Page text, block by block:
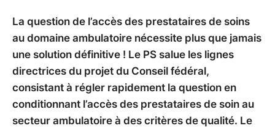
La question de l’accès des prestataires de soins
au domaine ambulatoire nécessite plus que jamais
une solution définitive ! Le PS salue les lignes
directrices du projet du Conseil fédéral,
consistant à régler rapidement la question en
conditionnant l’accès des prestataires de soin au
secteur ambulatoire à des critères de qualité. Le